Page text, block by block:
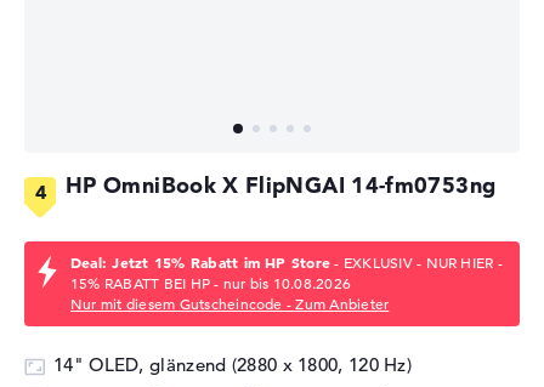
HP OmniBook X FlipNGAI 14-fm0753ng
Deal: Jetzt 15% Rabatt im HP Store- EXKLUSIV - NUR HIER -
15% RABATT BEI HP - nur bis 10.08.2026
Nur mit diesem Gutscheincode - Zum Anbieter
14" OLED, glänzend (2880 x 1800, 120 Hz)